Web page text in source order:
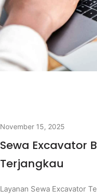
November 15, 2025
Sewa Excavator
Terjangkau
Layanan Sewa Excavator